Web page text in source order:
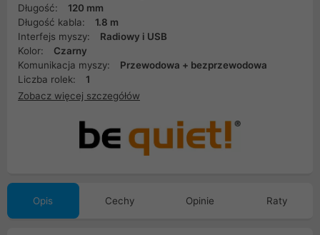
Długość:
120 mm
Długość kabla:
1.8 m
Interfejs myszy:
Radiowy i USB
Kolor:
Czarny
Komunikacja myszy:
Przewodowa + bezprzewodowa
Liczba rolek:
1
Zobacz więcej szczegółów
Opis Cechy Opinie Raty